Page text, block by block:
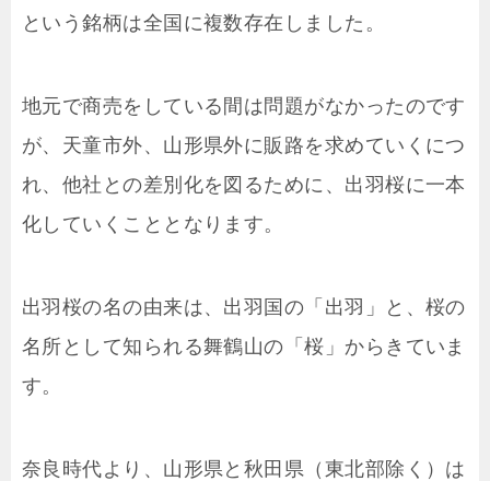
という銘柄は全国に複数存在しました。
地元で商売をしている間は問題がなかったのです
が、天童市外、山形県外に販路を求めていくにつ
れ、他社との差別化を図るために、出羽桜に一本
化していくこととなります。
出羽桜の名の由来は、出羽国の「出羽」と、桜の
名所として知られる舞鶴山の「桜」からきていま
す。
奈良時代より、山形県と秋田県（東北部除く）は